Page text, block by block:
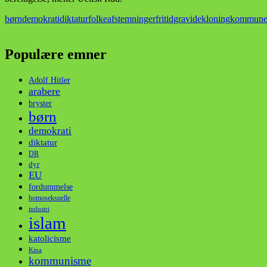
børndemokratidiktaturfolkeafstemningerfritidgravidekloningkommune
Populære emner
Adolf Hitler
arabere
bryster
børn
demokrati
diktatur
DR
dyr
EU
fordummelse
homoseksuelle
industri
islam
katolicisme
Kina
kommunisme